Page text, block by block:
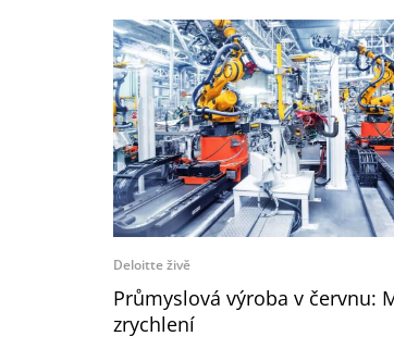
Deloitte živě
Průmyslová výroba v červnu:
zrychlení